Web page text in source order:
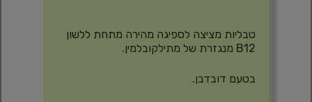
טבליות מציצה לספיגה מהירה מתחת ללשון
B12 מנגזרת של מתילקובלמין.
בטעם דובדבן.